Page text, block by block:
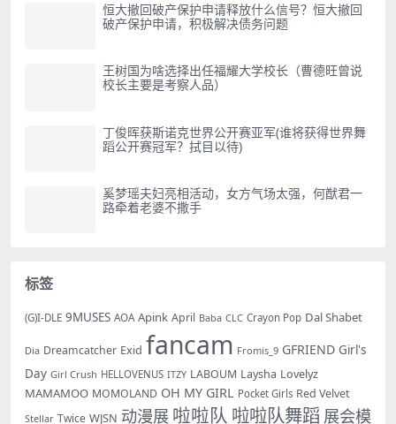
恒大撤回破产保护申请释放什么信号？恒大撤回
破产保护申请，积极解决债务问题
王树国为啥选择出任福耀大学校长（曹德旺曾说
校长主要是考察人品）
丁俊晖获斯诺克世界公开赛亚军(谁将获得世界舞
蹈公开赛冠军？拭目以待)
奚梦瑶夫妇亮相活动，女方气场太强，何猷君一
路牵着老婆不撒手
标签
(G)I-DLE 9MUSES AOA Apink April Baba CLC Crayon Pop Dal Shabet
Dia Dreamcatcher Exid fancam Fromis_9 GFRIEND Girl's
Day Girl Crush HELLOVENUS ITZY LABOUM Laysha Lovelyz
MAMAMOO MOMOLAND OH MY GIRL Pocket Girls Red Velvet
Stellar Twice WJSN 动漫展 啦啦队 啦啦队舞蹈 展会模